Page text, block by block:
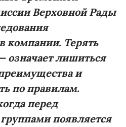
Верховной Рады
компании. Терять
означает лишиться
и
по правилам.
перед
появляется